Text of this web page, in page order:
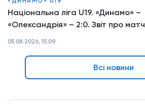
Національна ліга U19. «Динамо» –
«Олександрія» – 2:0. Звіт про матч
05.08.2026, 15:09
Всі новини